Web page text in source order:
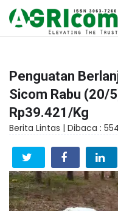
Penguatan
Sicom Rabu (20/
Rp39.421/Kg
Berita Lintas | Dibaca :